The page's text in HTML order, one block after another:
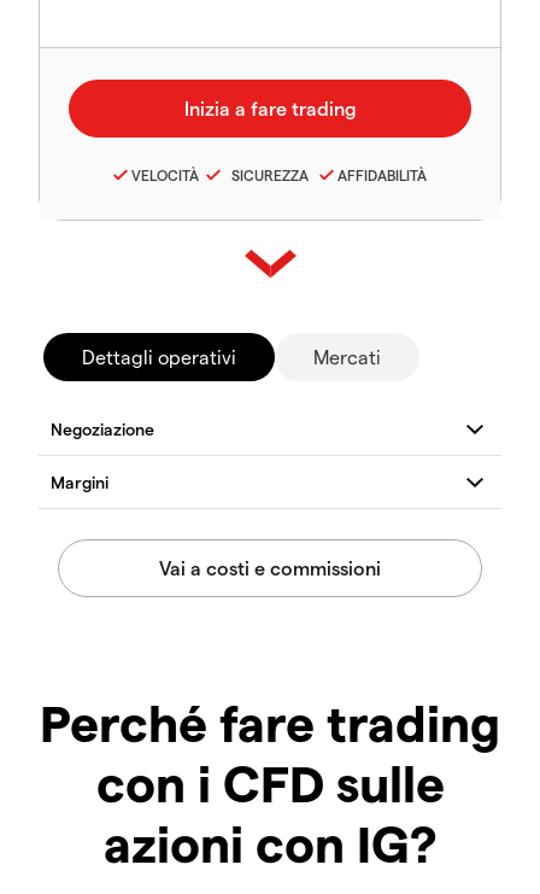
VELOCITÀ SICUREZZA AFFIDABILITÀ
Dettagli operativi Mercati
Perché fare trading
con i CFD sulle
azioni con IG?